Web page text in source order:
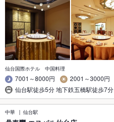
仙台国際ホテル 中国料理
7001～8000円
2001～3000円
仙台駅徒歩5分 地下鉄五橋駅徒歩7分
中華 仙台駅